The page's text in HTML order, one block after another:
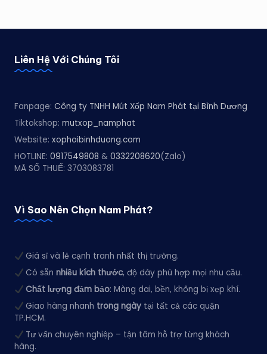
Liên Hệ Với Chúng Tôi
Fanpage: Công ty TNHH Mút Xốp Nam Phát tại Bình Dương
Tiktokshop: mutxop_namphat
Website: xophoibinhduong.com
HOTLINE: 0917549808 & 0332208620(Zalo)
MÃ SỐ THUẾ: 3703083781
Vì Sao Nên Chọn Nam Phát?
Giá sỉ và lẻ cạnh tranh nhất thị trường.
Có sẵnnhiều kích thước, độ dày phù hợp mọi nhu cầu.
Chất lượng đảm bảo: Màng dai, bền, không bị xẹp khí.
Giao hàng nhanh trong ngày tại tất cả các quận
TP.HCM.
Tư vấn chuyên nghiệp – tận tâm hỗ trợ từng khách
hàng.